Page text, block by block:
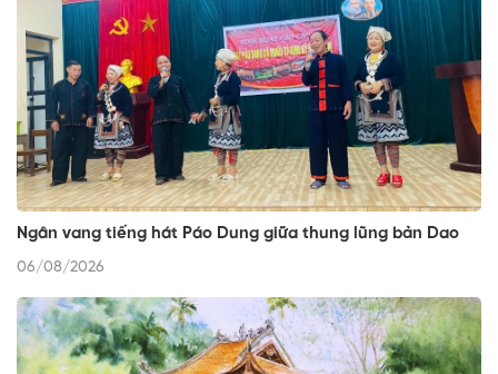
Ngân vang tiếng hát Páo Dung giữa thung lũng bản Dao
06/08/2026